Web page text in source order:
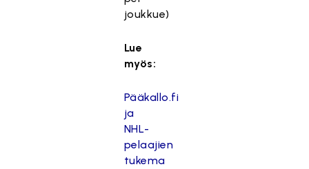
joukkue)
Lue
myös:
Pääkallo.fi
ja
NHL-
pelaajien
tukema